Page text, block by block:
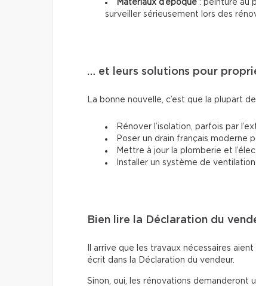
Matériaux d’époque : peinture au
surveiller sérieusement lors des
… et leurs solutions pour
La bonne nouvelle, c’est que la plupart
Rénover l’isolation, parfois par
Poser un drain français moderne
Mettre à jour la plomberie et
Installer un système de
Bien lire la Déclaration du
Il arrive que les travaux nécessaires
écrit dans la Déclaration du vendeur.
Sinon, oui, les rénovations demanderont